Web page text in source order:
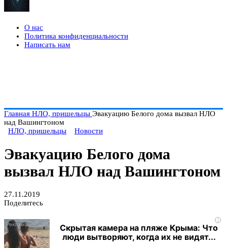
О нас
Политика конфиденциальности
Написать нам
Главная НЛО, пришельцы Эвакуацию Белого дома вызвал НЛО
над Вашингтоном
НЛО, пришельцы
Новости
Эвакуацию Белого дома
вызвал НЛО над Вашингтоном
27.11.2019
Поделитесь
i
Скрытая камера на пляже Крыма: Что
люди вытворяют, когда их не видят...